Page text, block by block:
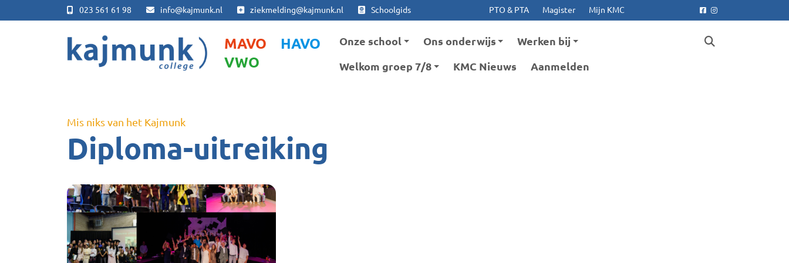
Ga naar hoofdinhoud
Ga naar footer
023 561 61 98 info@kajmunk.nl ziekmelding@kajmunk.nl Schoolgids PTO & PTA Magister Mijn KMC Facebook
Instagram
MAVO
HAVO
VWO
Onze school Ons onderwijs Werken bij
Welkom groep 7/8 KMC Nieuws Aanmelden
Mis niks van het Kajmunk
Diploma-uitreiking